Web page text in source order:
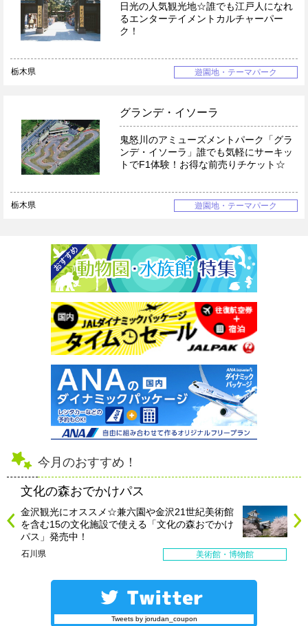
日光の人気観光地☆誰でも江戸人になれ
るエンターテイメントカルチャーパー
ク！
栃木県 遊園地・テーマパーク
グランデ・イソーラ
鬼怒川のアミューズメントパーク「グラ
ンデ・イソーラ」誰でも気軽にサーキッ
トでF1体験！お得な前売りチケット☆
栃木県 遊園地・テーマパーク
今月のおすすめ！
文化の森おでかけパス
金沢観光にオススメ☆兼六園や金沢21世紀美術館
を含む15の文化施設で使える「文化の森おでかけ
パス」発売中！
石川県 美術館・博物館
Tweets by jorudan_coupon